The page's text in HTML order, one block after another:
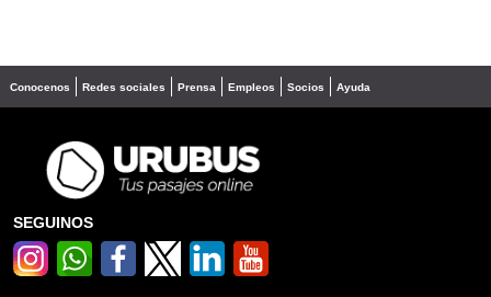
Conocenos Redes sociales Prensa Empleos Socios Ayuda
SEGUINOS